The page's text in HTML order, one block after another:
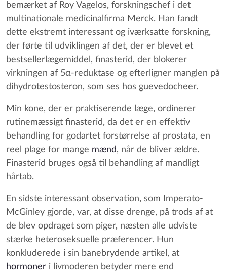
bemærket af Roy Vagelos, forskningschef i det
multinationale medicinalfirma Merck. Han fandt
dette ekstremt interessant og iværksatte forskning,
der førte til udviklingen af det, der er blevet et
bestsellerlægemiddel, finasterid, der blokerer
virkningen af 5α-reduktase og efterligner manglen på
dihydrotestosteron, som ses hos guevedocheer.
Min kone, der er praktiserende læge, ordinerer
rutinemæssigt finasterid, da det er en effektiv
behandling for godartet forstørrelse af prostata, en
reel plage for mange mænd, når de bliver ældre.
Finasterid bruges også til behandling af mandligt
hårtab.
En sidste interessant observation, som Imperato-
McGinley gjorde, var, at disse drenge, på trods af at
de blev opdraget som piger, næsten alle udviste
stærke heteroseksuelle præferencer. Hun
konkluderede i sin banebrydende artikel, at
hormoner i livmoderen betyder mere end